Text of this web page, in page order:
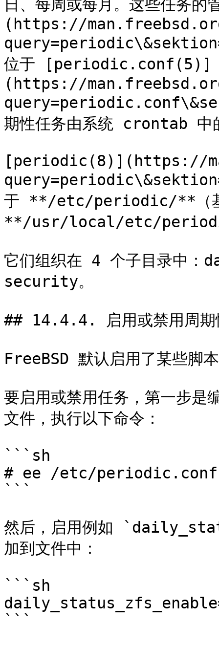
日、每周或每月。这些任
(https://
位于 [periodic.conf(5)]
(https://
期性任务由系统 crontab 中
[periodic(8)](https://
于 **/etc/periodic/**（基
**/usr/local/etc/
它们组织在 4 个子目录中
security。
## 14.4.4. 启用或禁用周期
FreeBSD 默认启用了某些脚
要启用或禁用任务，第一
文件，执行以下命令：
```sh
# ee /etc/periodic.conf
```
然后，启用例如
加到文件中：
```sh
```